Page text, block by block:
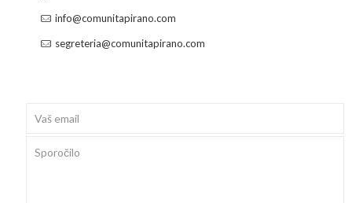
info@comunitapirano.com
segreteria@comunitapirano.com